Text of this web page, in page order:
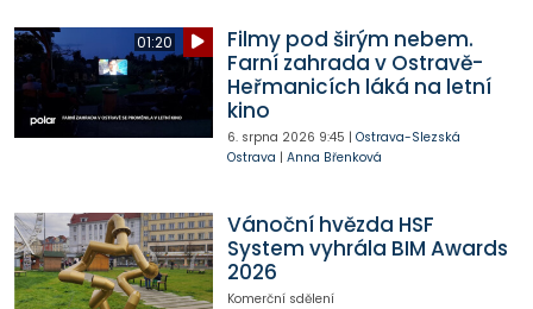
01:20
Filmy pod širým nebem.
Farní zahrada v Ostravě-
Heřmanicích láká na letní
kino
6. srpna 2026 9:45 | Ostrava-Slezská
Ostrava | Anna Břenková
Vánoční hvězda HSF
System vyhrála BIM Awards
2026
Komerční sdělení